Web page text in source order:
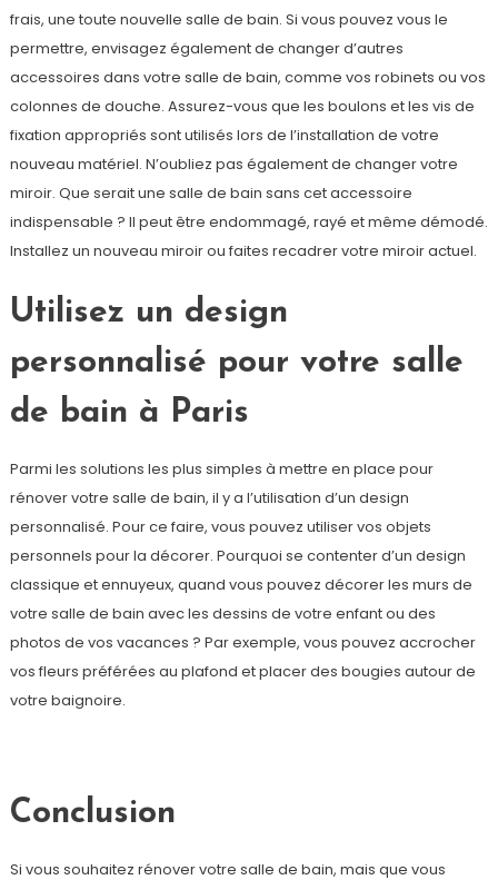
frais, une toute nouvelle salle de bain. Si vous pouvez vous le
permettre, envisagez également de changer d’autres
accessoires dans votre salle de bain, comme vos robinets ou vos
colonnes de douche. Assurez-vous que les boulons et les vis de
fixation appropriés sont utilisés lors de l’installation de votre
nouveau matériel. N’oubliez pas également de changer votre
miroir. Que serait une salle de bain sans cet accessoire
indispensable ? Il peut être endommagé, rayé et même démodé.
Installez un nouveau miroir ou faites recadrer votre miroir actuel.
Utilisez un design
personnalisé pour votre salle
de bain à Paris
Parmi les solutions les plus simples à mettre en place pour
rénover votre salle de bain, il y a l’utilisation d’un design
personnalisé. Pour ce faire, vous pouvez utiliser vos objets
personnels pour la décorer. Pourquoi se contenter d’un design
classique et ennuyeux, quand vous pouvez décorer les murs de
votre salle de bain avec les dessins de votre enfant ou des
photos de vos vacances ? Par exemple, vous pouvez accrocher
vos fleurs préférées au plafond et placer des bougies autour de
votre baignoire.
Conclusion
Si vous souhaitez rénover votre salle de bain, mais que vous